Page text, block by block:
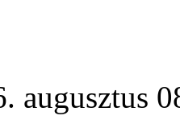
augusztus